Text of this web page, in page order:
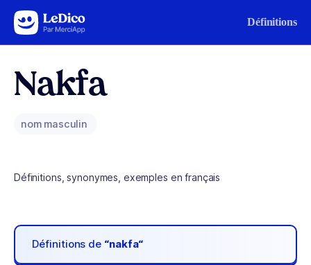
Aller au contenu Définitions
Nakfa
nom masculin
Définitions, synonymes, exemples en français
Définitions de “nakfa“